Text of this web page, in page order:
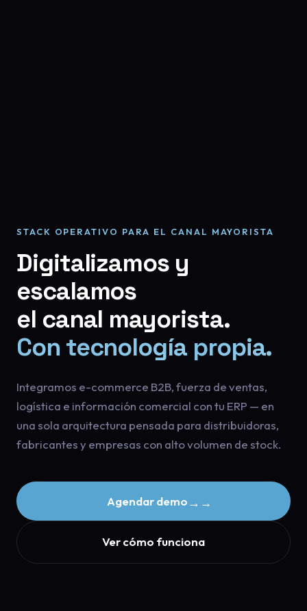
STACK OPERATIVO PARA EL CANAL MAYORISTA
Digitalizamos y
escalamos
el canal mayorista.
Con tecnología propia.
Integramos e-commerce B2B, fuerza de ventas,
logística e información comercial con tu ERP — en
una sola arquitectura pensada para distribuidoras,
fabricantes y empresas con alto volumen de stock.
Agendar demo →
Ver cómo funciona